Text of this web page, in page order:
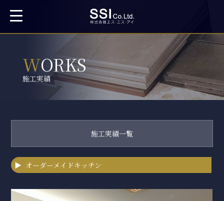
WORKS
施工実績
施工実績一覧
オーダーメイドキッチン
オーダーメイドキッチン